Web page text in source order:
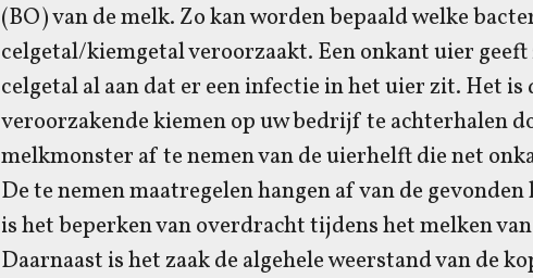
(BO) van de melk. Zo kan worden bepaald welke
celgetal/kiemgetal veroorzaakt. Een onkant uier
celgetal al aan dat er een infectie in het uier zit. Het
veroorzakende kiemen op uw bedrijf te achterhalen
melkmonster af te nemen van de uierhelft die net
De te nemen maatregelen hangen af van de
is het beperken van overdracht tijdens het melken
Daarnaast is het zaak de algehele weerstand van de